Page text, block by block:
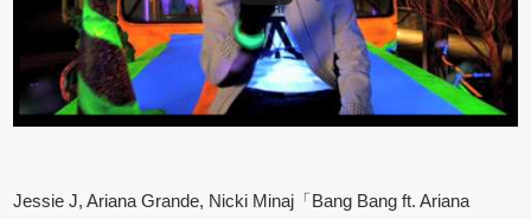
Jessie J, Ariana Grande, Nicki Minaj「Bang Bang ft. Ariana